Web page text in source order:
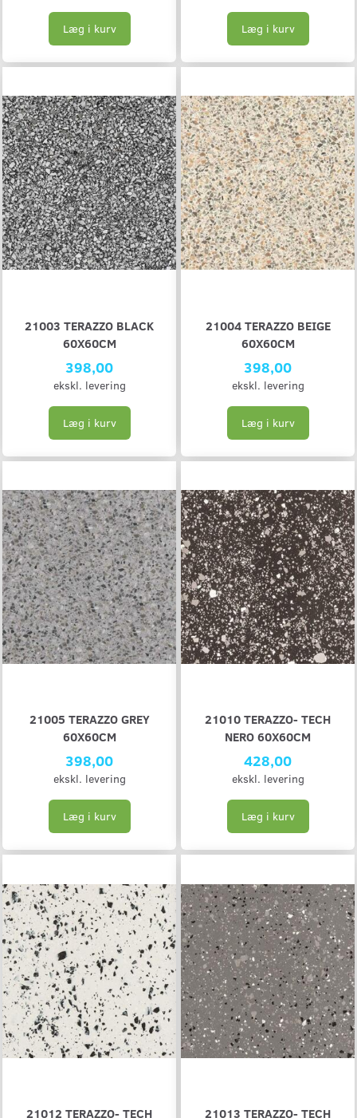
Læg i kurv Læg i kurv
21003 TERAZZO BLACK
60X60CM
398,00
ekskl. levering
Læg i kurv
21004 TERAZZO BEIGE
60X60CM
398,00
ekskl. levering
Læg i kurv
21005 TERAZZO GREY
60X60CM
398,00
ekskl. levering
Læg i kurv
21010 TERAZZO- TECH
NERO 60X60CM
428,00
ekskl. levering
Læg i kurv
21012 TERAZZO- TECH
21013 TERAZZO- TECH